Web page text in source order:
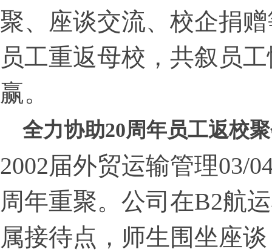
聚、座谈交流、校企捐
员工重返母校，共叙员
赢。
全力协助20周年员工返校
2002届外贸运输管理03/
周年重聚。公司在B2航
属接待点，师生围坐座